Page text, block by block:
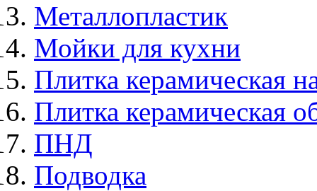
Металлопластик
Мойки для кухни
Плитка керамическая
Плитка керамическая
ПНД
Подводка